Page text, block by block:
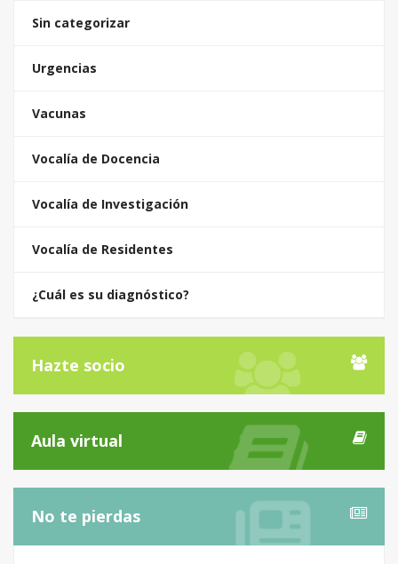
Sin categorizar
Urgencias
Vacunas
Vocalía de Docencia
Vocalía de Investigación
Vocalía de Residentes
¿Cuál es su diagnóstico?
Hazte socio
Aula virtual
No te pierdas